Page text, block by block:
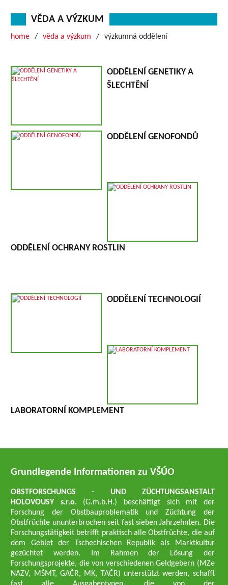
VĚDA A VÝZKUM
home věda a výzkum výzkumná oddělení
ODDĚLENÍ GENETIKY A
ŠLECHTĚNÍ
ODDĚLENÍ GENOFONDŮ
ODDĚLENÍ OCHRANY ROSTLIN
ODDĚLENÍ TECHNOLOGIÍ
LABORATORNÍ KOMPLEMENT
Grundlegende Informationen zu VŠÚO
OBSTFORSCHUNGS - UND ZÜCHTUNGSANSTALT
HOLOVOUSY s.r.o. (G.m.b.H.) beschäftigt sich mit der
Forschung der Obstbauproblematik und Züchtung der
Obstfrüchte ununterbrochen seit fast sieben Jahrzehnten. Die
Forschungstätigkeit betrifft praktisch alle Obstfrüchte, die auf
dem Gebiet der Tschechischen Republik als Marktkultur
gezüchtet werden. Im Rahmen der Lösung der
Forschungsprojekte, die von verschiedenen Geldgebern (MZe
NAZV, MŠMT, GAČR, MK, TAČR) unterstützt werden, schafft